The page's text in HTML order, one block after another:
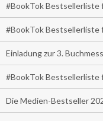
#BookTok Bestsellerliste
#BookTok Bestsellerliste
Einladung zur 3.
#BookTok Bestsellerliste
Die Medien-Bestseller